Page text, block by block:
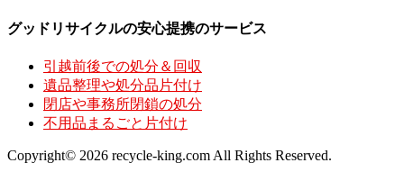
グッドリサイクルの安心提携のサービス
引越前後での処分＆回収
遺品整理や処分品片付け
閉店や事務所閉鎖の処分
不用品まるごと片付け
Copyright© 2026 recycle-king.com All Rights Reserved.